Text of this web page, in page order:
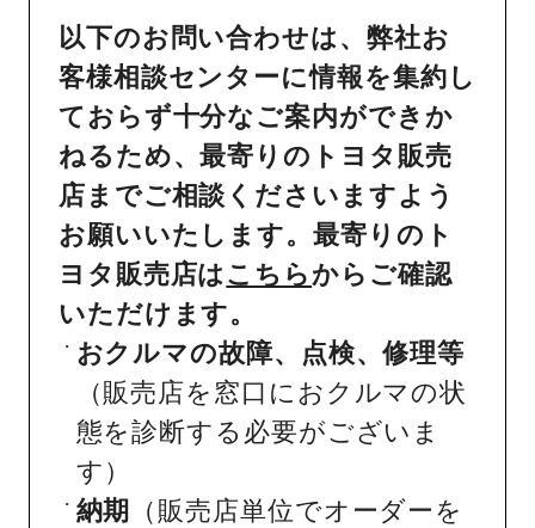
以下のお問い合わせは、弊社お
客様相談センターに情報を集約し
ておらず十分なご案内ができか
ねるため、最寄りのトヨタ販売
店までご相談くださいますよう
お願いいたします。最寄りのト
ヨタ販売店はこちら からご確認
いただけます。
おクルマの故障、点検、修理等
（販売店を窓口におクルマの状
態を診断する必要がございま
す）
納期
（販売店単位でオーダーを